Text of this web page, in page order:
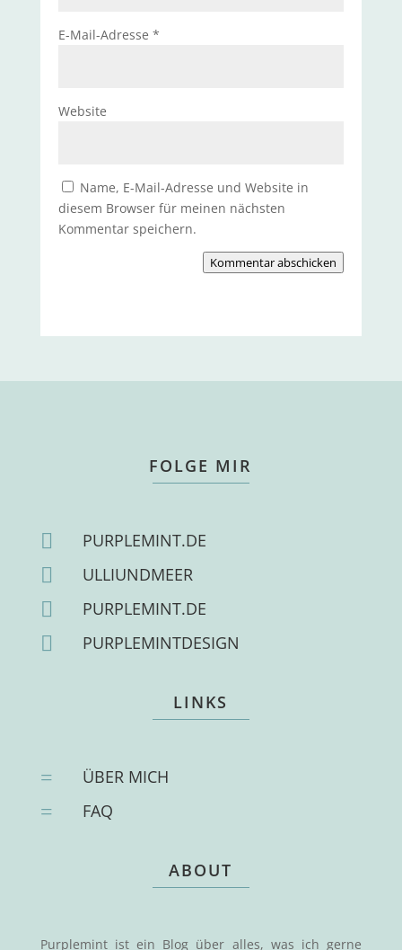
E-Mail-Adresse *
Website
Name, E-Mail-Adresse und Website in
diesem Browser für meinen nächsten
Kommentar speichern.
Kommentar abschicken
FOLGE MIR
 PURPLEMINT.DE
 ULLIUNDMEER
 PURPLEMINT.DE
 PURPLEMINTDESIGN
LINKS
= ÜBER MICH
= FAQ
ABOUT
Purplemint ist ein Blog über alles, was ich gerne